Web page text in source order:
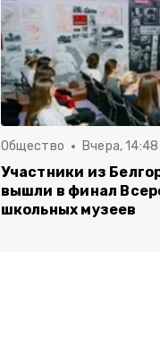
Общество Вчера, 14:48
Участники из
вышли в финал
школьных музеев